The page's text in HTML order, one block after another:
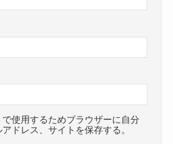
使用するためブラウザーに自分
ドレス、サイトを保存する。